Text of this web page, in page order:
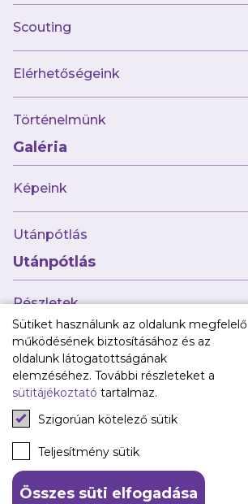
Scouting
Elérhetőségeink
Történelmünk
Galéria
Képeink
Utánpótlás
Utánpótlás
Részletek
Híreink
Tagság kezelése
Meccseink
Híreink
Csapataink
Galéria
Utánpótlás
Babaváró
ajándékcsomag
Újpest FC
TAO
Klub infó
Sajtó
Press Kit
Újpest FC Shop
Digitális felületeink
Facebook
Instagram
Tiktok
Youtube
Spotify
Sütiket használunk az oldalunk megfelelő
működésének biztosításához és az
oldalunk látogatottságának
elemzéséhez. További részleteket a
sütitájékoztató tartalmaz.
Szigorúan kötelező sütik
Teljesítmény sütik
Összes süti elfogadása